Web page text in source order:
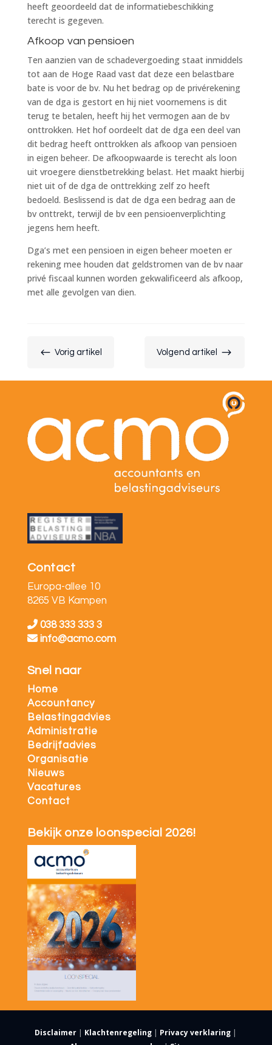
heeft geoordeeld dat de informatiebeschikking
terecht is gegeven.
Afkoop van pensioen
Ten aanzien van de schadevergoeding staat inmiddels
tot aan de Hoge Raad vast dat deze een belastbare
bate is voor de bv. Nu het bedrag op de privérekening
van de dga is gestort en hij niet voornemens is dit
terug te betalen, heeft hij het vermogen aan de bv
onttrokken. Het hof oordeelt dat de dga een deel van
dit bedrag heeft onttrokken als afkoop van pensioen
in eigen beheer. De afkoopwaarde is terecht als loon
uit vroegere dienstbetrekking belast. Het maakt hierbij
niet uit of de dga de onttrekking zelf zo heeft
bedoeld. Beslissend is dat de dga een bedrag aan de
bv onttrekt, terwijl de bv een pensioenverplichting
jegens hem heeft.
Dga’s met een pensioen in eigen beheer moeten er
rekening mee houden dat geldstromen van de bv naar
privé fiscaal kunnen worden gekwalificeerd als afkoop,
met alle gevolgen van dien.
# Vorig artikel Volgend artikel $
Contact
Europa-allee 10
8265 VB Kampen
038 333 333 3
info@acmo.com
Snel naar
Home
Accountancy
Belastingadvies
Administratie
Bedrijfadvies
Organisatie
Nieuws
Vacatures
Contact
Bekijk onze loonspecial 2026!
Disclaimer | Klachtenregeling | Privacy verklaring |